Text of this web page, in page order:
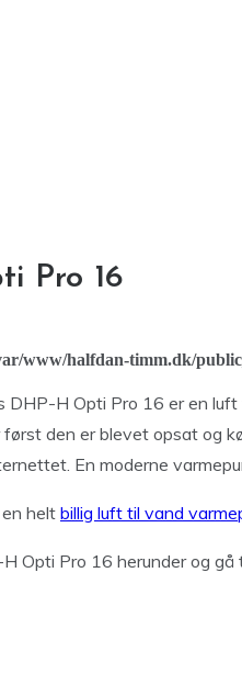
Pro 16
www/halfdan-timm.dk/
DHP-H Opti Pro 16 er en
den er blevet opsat og
En moderne
helt billig luft til vand
Opti Pro 16 herunder og gå